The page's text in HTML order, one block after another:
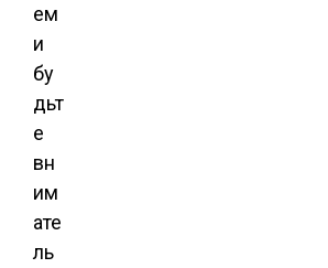
ем
и
бу
дьт
е
вн
им
ате
ль